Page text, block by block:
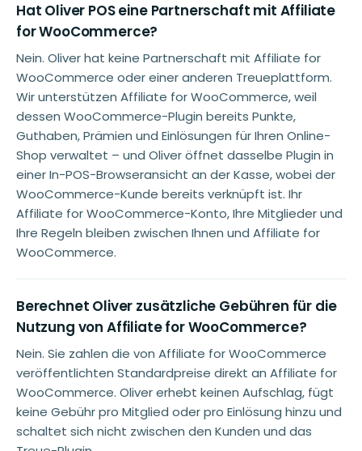
Hat Oliver POS eine Partnerschaft mit Affiliate
for WooCommerce?
Nein. Oliver hat keine Partnerschaft mit Affiliate for
WooCommerce oder einer anderen Treueplattform.
Wir unterstützen Affiliate for WooCommerce, weil
dessen WooCommerce-Plugin bereits Punkte,
Guthaben, Prämien und Einlösungen für Ihren Online-
Shop verwaltet – und Oliver öffnet dasselbe Plugin in
einer In-POS-Browseransicht an der Kasse, wobei der
WooCommerce-Kunde bereits verknüpft ist. Ihr
Affiliate for WooCommerce-Konto, Ihre Mitglieder und
Ihre Regeln bleiben zwischen Ihnen und Affiliate for
WooCommerce.
Berechnet Oliver zusätzliche Gebühren für die
Nutzung von Affiliate for WooCommerce?
Nein. Sie zahlen die von Affiliate for WooCommerce
veröffentlichten Standardpreise direkt an Affiliate for
WooCommerce. Oliver erhebt keinen Aufschlag, fügt
keine Gebühr pro Mitglied oder pro Einlösung hinzu und
schaltet sich nicht zwischen den Kunden und das